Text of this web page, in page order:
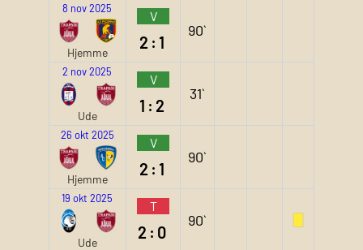
8 nov 2025
Hjemme
V
2:1
90`
2 nov 2025
Ude
V
1:2
31`
26 okt 2025
Hjemme
V
2:1
90`
19 okt 2025
Ude
T
2:0
90`